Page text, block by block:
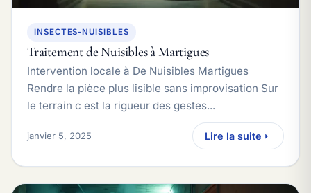
INSECTES-NUISIBLES
Traitement de Nuisibles à Martigues
Intervention locale à De Nuisibles Martigues
Rendre la pièce plus lisible sans improvisation Sur
le terrain c est la rigueur des gestes...
janvier 5, 2025 Lire la suite